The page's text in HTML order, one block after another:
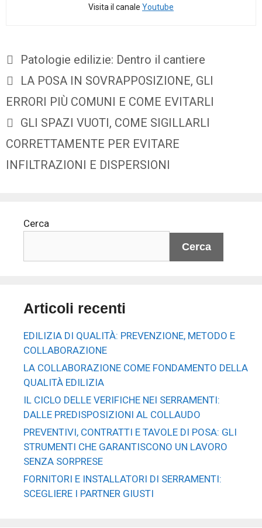
Visita il canale Youtube
Patologie edilizie: Dentro il cantiere
LA POSA IN SOVRAPPOSIZIONE, GLI
ERRORI PIÙ COMUNI E COME EVITARLI
GLI SPAZI VUOTI, COME SIGILLARLI
CORRETTAMENTE PER EVITARE
INFILTRAZIONI E DISPERSIONI
Cerca
Cerca
Articoli recenti
EDILIZIA DI QUALITÀ: PREVENZIONE, METODO E
COLLABORAZIONE
LA COLLABORAZIONE COME FONDAMENTO DELLA
QUALITÀ EDILIZIA
IL CICLO DELLE VERIFICHE NEI SERRAMENTI:
DALLE PREDISPOSIZIONI AL COLLAUDO
PREVENTIVI, CONTRATTI E TAVOLE DI POSA: GLI
STRUMENTI CHE GARANTISCONO UN LAVORO
SENZA SORPRESE
FORNITORI E INSTALLATORI DI SERRAMENTI:
SCEGLIERE I PARTNER GIUSTI